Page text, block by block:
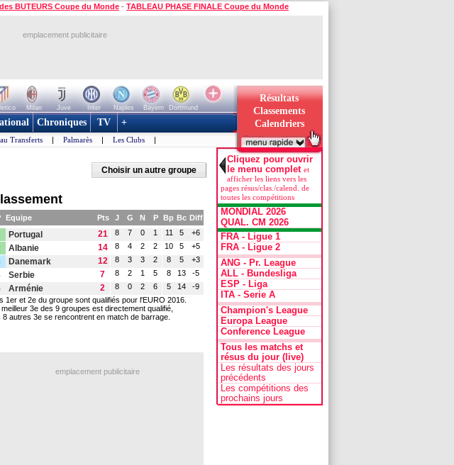
BUTEURS Coupe du Monde - TABLEAU PHASE FINALE Coupe du Monde
emplacement publicitaire
Milan Juve Inter Naples Bayern
Dortmund
Résultats
Classements
Calendriers
Chroniques TV +
Transferts | Palmarès | Les Clubs |
Choisir un autre groupe
Equipe Pts J G N P Bp Bc Diff
Portugal 21 8 7 0 1 11 5 +6
Albanie 14 8 4 2 2 10 5 +5
Danemark 12 8 3 3 2 8 5 +3
Serbie 7 8 2 1 5 8 13 -5
Arménie 2 8 0 2 6 5 14
-9
1er et 2e du groupe sont qualifiés pour l'EURO 2016.
meilleur 3e des 9 groupes est directement qualifié,
8 autres 3e se rencontrent en match de barrage.
emplacement publicitaire
Cliquez pour ouvrir
le menu complet et
afficher les liens vers les
pages résus/clas./calend. de
toutes les compétitions
MONDIAL 2026
QUAL. CM 2026
FRA - Ligue 1
FRA - Ligue 2
ANG - Pr. League
ALL - Bundesliga
ESP - Liga
ITA - Serie A
Champion's League
Europa League
Conference League
Tous les matchs et
résus du jour (live)
Les résultats des jours
précédents
Les compétitions des
prochains jours